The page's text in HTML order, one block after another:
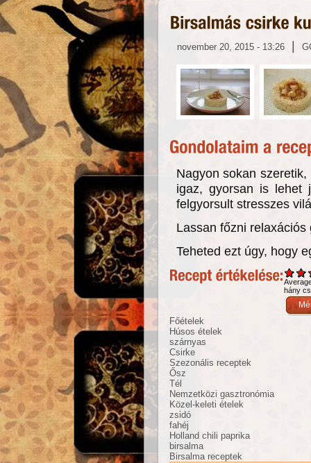
november 20, 2015 - 13:26 |
Nagyon sokan
igaz, gyorsan is lehet
felgyorsult stresszes
Lassan főzni
Teheted ezt úgy, hogy
hány
Főételek
Húsos ételek
szárnyas
Csirke
Szezonális receptek
Ősz
Tél
Nemzetközi gasztronómia
Közel-keleti ételek
zsidó
fahéj
Holland chili paprika
birsalma
Birsalma receptek